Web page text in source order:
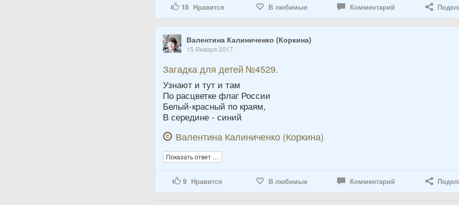
18 Нравится В любимые Комментарий
Валентина Калиниченко (Коркина)
15 Января 2017
Загадка для детей №4529.
Узнают и тут и там
По расцветке флаг России
Белый-красный по краям,
В середине - синий
Валентина Калиниченко (Коркина)
Показать ответ …
9 Нравится В любимые Комментарий